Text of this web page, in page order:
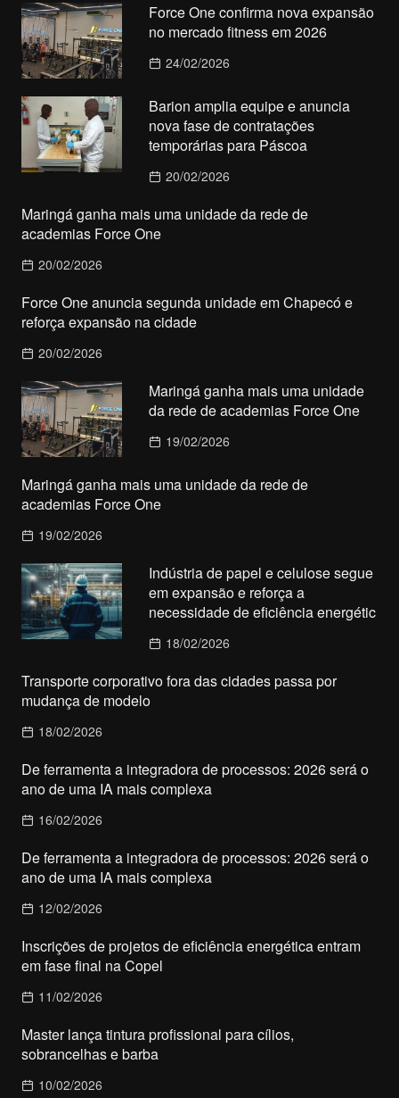
Force One confirma nova expansão
no mercado fitness em 2026
24/02/2026
Barion amplia equipe e anuncia
nova fase de contratações
temporárias para Páscoa
20/02/2026
Maringá ganha mais uma unidade da rede de
academias Force One
20/02/2026
Force One anuncia segunda unidade em Chapecó e
reforça expansão na cidade
20/02/2026
Maringá ganha mais uma unidade
da rede de academias Force One
19/02/2026
Maringá ganha mais uma unidade da rede de
academias Force One
19/02/2026
Indústria de papel e celulose segue
em expansão e reforça a
necessidade de eficiência energétic
18/02/2026
Transporte corporativo fora das cidades passa por
mudança de modelo
18/02/2026
De ferramenta a integradora de processos: 2026 será o
ano de uma IA mais complexa
16/02/2026
De ferramenta a integradora de processos: 2026 será o
ano de uma IA mais complexa
12/02/2026
Inscrições de projetos de eficiência energética entram
em fase final na Copel
11/02/2026
Master lança tintura profissional para cílios,
sobrancelhas e barba
10/02/2026